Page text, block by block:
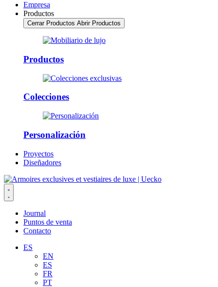
Empresa
Productos
Cerrar Productos Abrir Productos
Productos
Colecciones
Personalización
Proyectos
Diseñadores
Journal
Puntos de venta
Contacto
ES
EN
ES
FR
PT